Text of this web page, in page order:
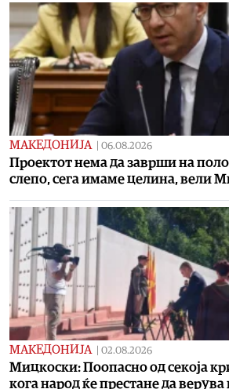
МАКЕДОНИЈА 06.08.2026
Проектот нема да заврши на
слепо, сега имаме целина, вели
МАКЕДОНИЈА 02.08.2026
Мицкоски: Поопасно од секоја
кога народ ќе престане да